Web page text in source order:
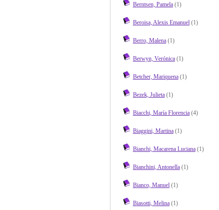
Berntsen, Pamela(1)
Beroisa, Alexis Emanuel(1)
Berro, Malena(1)
Berwyn, Verónica(1)
Betcher, Mariquena(1)
Bezek, Julieta(1)
Biacchi, María Florencia(4)
Biaggini, Martina(1)
Bianchi, Macarena Luciana(1)
Bianchini, Antonella(1)
Bianco, Manuel(1)
Biasotti, Melina(1)